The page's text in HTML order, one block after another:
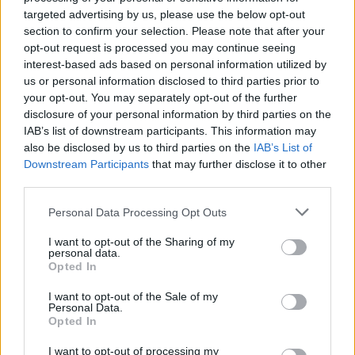
targeted advertising by us, please use the below opt-out
section to confirm your selection. Please note that after your
opt-out request is processed you may continue seeing
interest-based ads based on personal information utilized by
us or personal information disclosed to third parties prior to
your opt-out. You may separately opt-out of the further
disclosure of your personal information by third parties on the
IAB’s list of downstream participants. This information may
also be disclosed by us to third parties on the IAB’s List of
Downstream Participants that may further disclose it to other
Personal Data Processing Opt Outs
I want to opt-out of the Sharing of my
personal data.
Opted In
I want to opt-out of the Sale of my
Personal Data.
Opted In
I want to opt-out of processing my
Deseu el meu nom, el correu electrònic i el lloc web en
aquest navegador per a la propera vegada que comenti.
characters
ÚLTIMES NOTÍCIES